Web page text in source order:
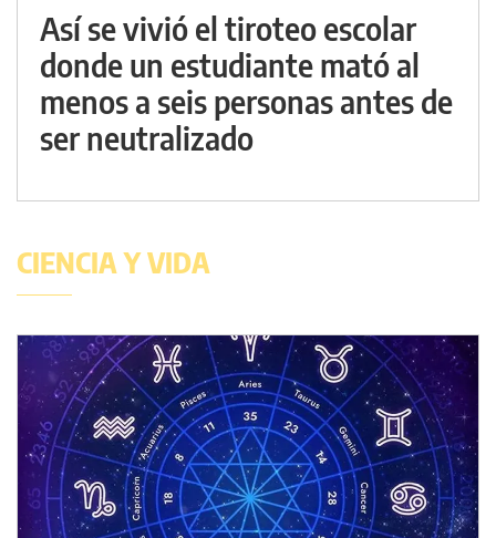
Así se vivió el tiroteo escolar
donde un estudiante mató al
menos a seis personas antes de
ser neutralizado
CIENCIA Y VIDA